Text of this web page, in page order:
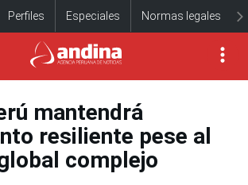
Perfiles Especiales Normas legales
mantendrá
resiliente pese al
complejo